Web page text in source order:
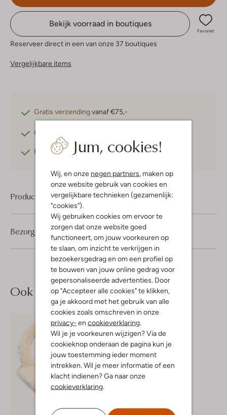
Jum, cookies!
Wij, en onze negen partners , maken op
onze website gebruik van cookies en
vergelijkbare technieken (gezamenlijk:
"cookies").
Wij gebruiken cookies om ervoor te
zorgen dat onze website goed
functioneert, om jouw voorkeuren op
te slaan, om inzicht te verkrijgen in
bezoekersgedrag en om een profiel op
te bouwen van jouw online gedrag voor
gepersonaliseerde advertenties. Door
op "Accepteer alle cookies" te klikken,
ga je akkoord met het gebruik van alle
cookies zoals omschreven in onze
privacy- en cookieverklaring
Wil je je voorkeuren wijzigen? Via de
cookieknop onderaan de pagina kun je
jouw toestemming ieder moment
intrekken. Wil je meer informatie of een
klacht indienen? Ga naar onze
cookieverklaring
Bekijk voorraad in boutiques
Favoriet
Reserveer direct in een van onze 37 boutiques
Vergelijkbare items
Gratis verzendingvanaf €75,-
Gratis retourneren
Betaal achterafmet Klarna
Product informatie
Bezorgen & retourneren
Ook iets voor jou?